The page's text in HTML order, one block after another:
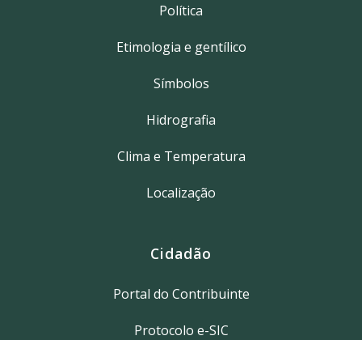
Política
Etimologia e gentílico
Símbolos
Hidrografia
Clima e Temperatura
Localização
Cidadão
Portal do Contribuinte
Protocolo e-SIC